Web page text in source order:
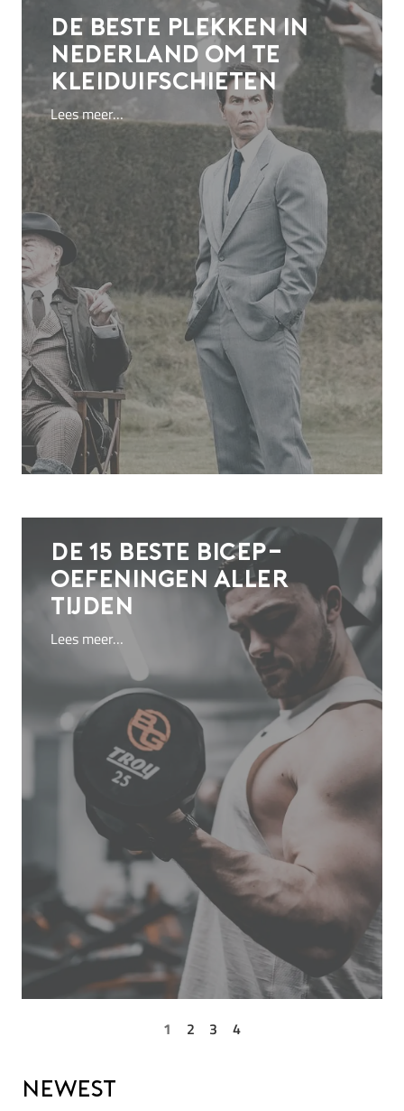
De beste plekken in
Nederland om te
kleiduifschieten
Lees meer…
De 15 beste bicep-
oefeningen aller
tijden
Lees meer…
1 2 3 4
Newest